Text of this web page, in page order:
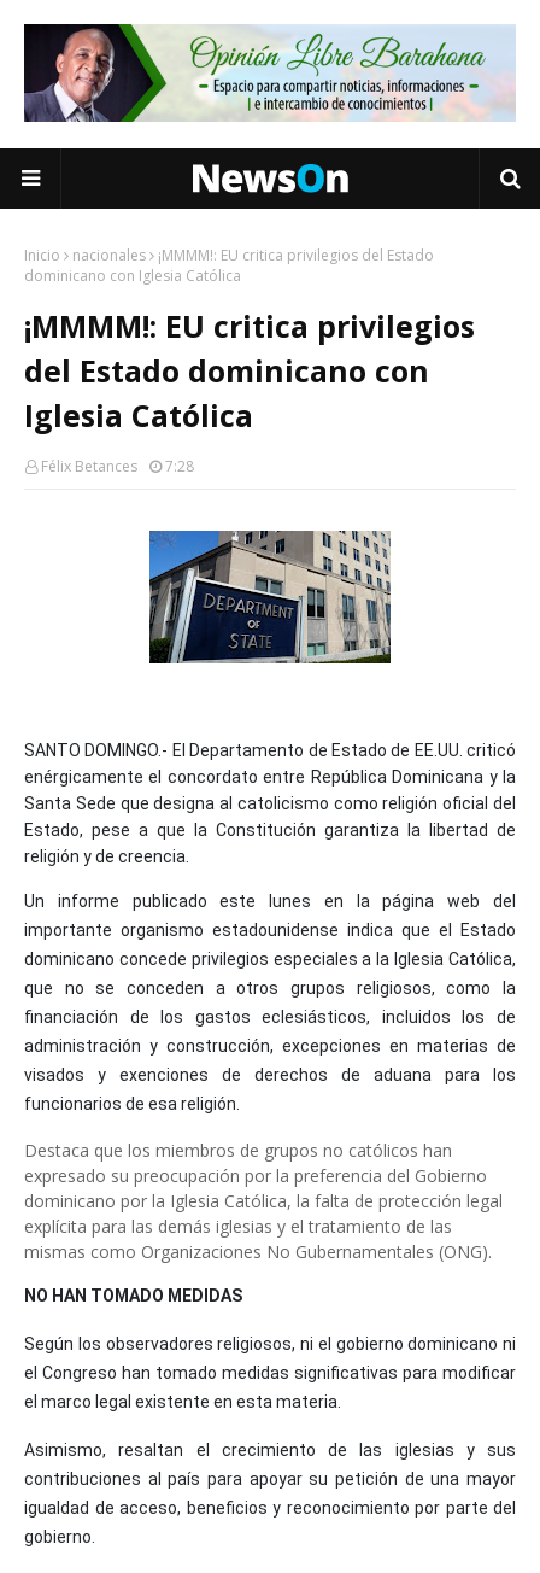
Inicio nacionales
¡MMMM!: EU critica privilegios del Estado
dominicano con Iglesia Católica
¡MMMM!: EU critica privilegios
del Estado dominicano con
Iglesia Católica
Félix Betances 7:28
SANTO DOMINGO.- El Departamento de Estado de EE.UU. criticó
enérgicamente el concordato entre República Dominicana y la
Santa Sede que designa al catolicismo como religión oficial del
Estado, pese a que la Constitución garantiza la libertad de
religión y de creencia.
Un informe publicado este lunes en la página web del
importante organismo estadounidense indica que el Estado
dominicano concede privilegios especiales a la Iglesia Católica,
que no se conceden a otros grupos religiosos, como la
financiación de los gastos eclesiásticos, incluidos los de
administración y construcción, excepciones en materias de
visados y exenciones de derechos de aduana para los
funcionarios de esa religión.
Destaca que los miembros de grupos no católicos han
expresado su preocupación por la preferencia del Gobierno
dominicano por la Iglesia Católica, la falta de protección legal
explícita para las demás iglesias y el tratamiento de las
mismas como Organizaciones No Gubernamentales (ONG).
NO HAN TOMADO MEDIDAS
Según los observadores religiosos, ni el gobierno dominicano ni
el Congreso han tomado medidas significativas para modificar
el marco legal existente en esta materia.
Asimismo, resaltan el crecimiento de las iglesias y sus
contribuciones al país para apoyar su petición de una mayor
igualdad de acceso, beneficios y reconocimiento por parte del
gobierno.